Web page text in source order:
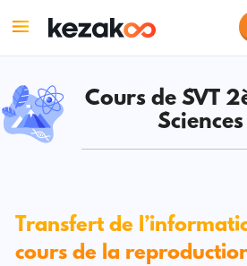
Cours de SVT
Transfert de
cours de la